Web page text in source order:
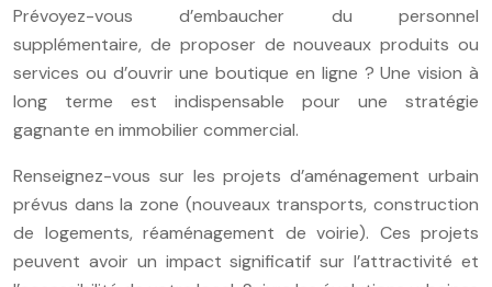
Prévoyez-vous d’embaucher du personnel
supplémentaire, de proposer de nouveaux produits ou
services ou d’ouvrir une boutique en ligne ? Une vision à
long terme est indispensable pour une stratégie
gagnante en immobilier commercial.
Renseignez-vous sur les projets d’aménagement urbain
prévus dans la zone (nouveaux transports, construction
de logements, réaménagement de voirie). Ces projets
peuvent avoir un impact significatif sur l’attractivité et